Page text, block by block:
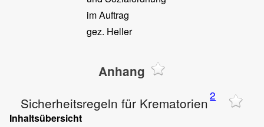
im Auftrag
gez. Heller
Anhang
Sicherheitsregeln für Krematorien 2
Inhaltsübersicht